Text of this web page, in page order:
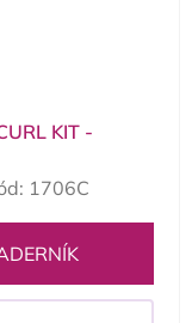
KIT -
1706C